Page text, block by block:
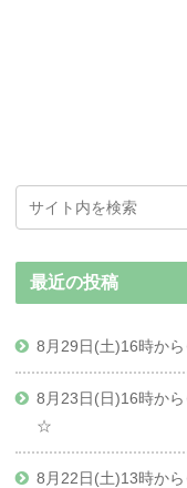
最近の投稿
8月29日(土)16時か
8月23日(日)16時か
☆
8月22日(土)13時か